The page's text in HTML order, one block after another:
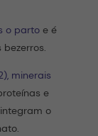
o parto e é
minerais
e
o